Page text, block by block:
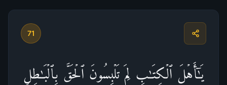
71
یَـٰۤأَهۡلَ ٱلۡكِتَـٰبِ لِمَ تَلۡبِسُونَ ٱلۡحَقَّ بِٱلۡبَـٰطِلِ